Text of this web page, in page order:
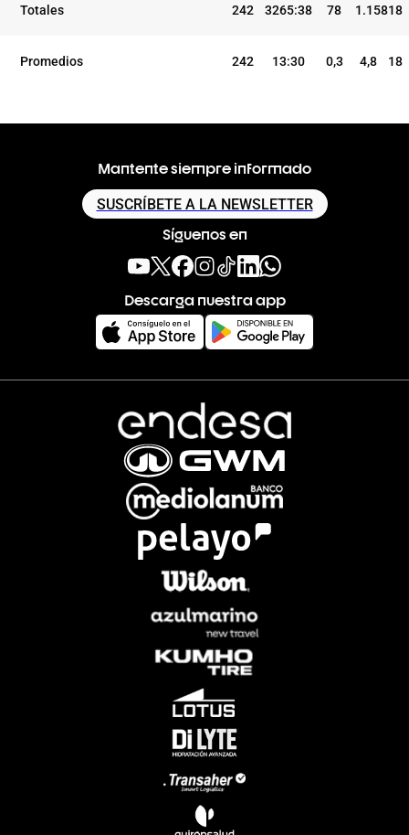
Totales 242 3265:38 78 1.15818
Promedios 242 13:30 0,3 4,8 18
Mantente siempre informado
SUSCRÍBETE A LA NEWSLETTER
Síguenos en
Descarga nuestra app